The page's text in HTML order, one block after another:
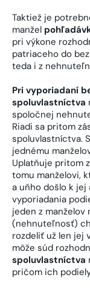
Taktiež je
manžel
pri výkone
patriaceho do
teda i z
Pri vyporiadaní
spoluvlastníctva
spoločnej
Riadi sa pritom
spoluvlastníctva.
jednému
Uplatňuje pritom
tomu manželovi,
a uňho došlo k jej
vyporiadania
jeden z
(nehnuteľnosť)
rozdeliť už len jej
môže súd
spoluvlastníctva
pričom ich